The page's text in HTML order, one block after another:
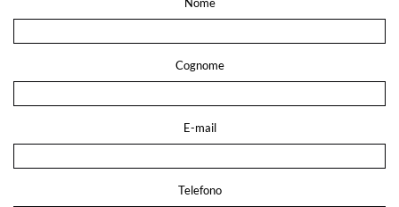
Cognome
E-mail
Telefono